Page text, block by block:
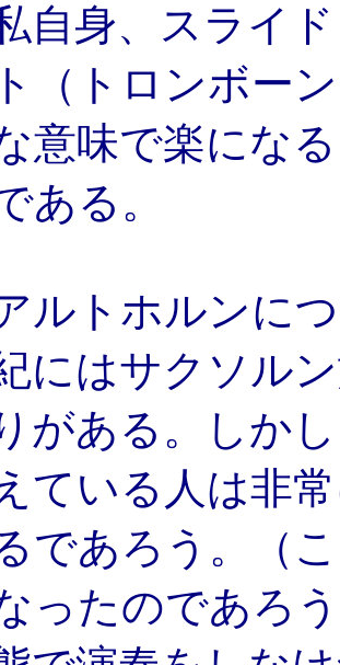
自身、スライ
（トロンボー
意味で楽にな
ある。
ルトホルンに
にはサクソル
がある。しか
ている人は非
であろう。（
ったのであろ